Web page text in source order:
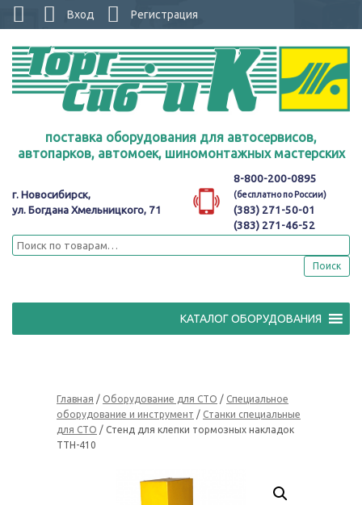
поставка оборудования для автосервисов,
автопарков, автомоек, шиномонтажных мастерских
г. Новосибирск,
ул. Богдана Хмельницкого, 71
8-800-200-0895
(бесплатно по России)
(383) 271-50-01
(383) 271-46-52
Поиск
КАТАЛОГ ОБОРУДОВАНИЯ
Главная / Оборудование для СТО / Специальное
оборудование и инструмент / Станки специальные
для СТО / Стенд для клепки тормозных накладок
ТТН-410
Вход Регистрация